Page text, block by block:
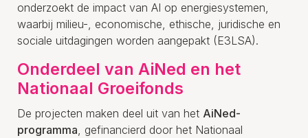
onderzoekt de impact van AI op energiesystemen,
waarbij milieu-, economische, ethische, juridische en
sociale uitdagingen worden aangepakt (E3LSA).
Onderdeel van AiNed en het
Nationaal Groeifonds
De projecten maken deel uit van het AiNed-
programma, gefinancierd door het Nationaal